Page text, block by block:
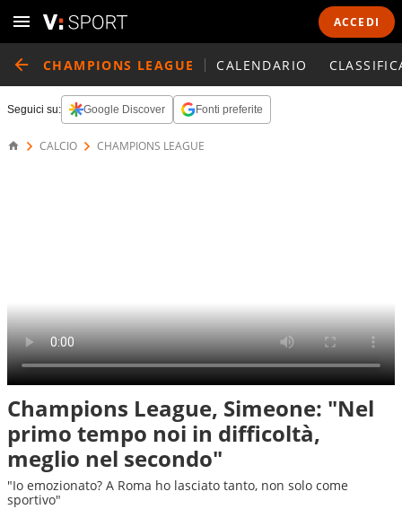
ACCEDI
CHAMPIONS LEAGUE CALENDARIO
Seguici su: Google Discover Fonti preferite
CALCIO CHAMPIONS LEAGUE
Champions League, Simeone: "Nel
primo tempo noi in difficoltà,
meglio nel secondo"
"Io emozionato? A Roma ho lasciato tanto, non solo come
sportivo"